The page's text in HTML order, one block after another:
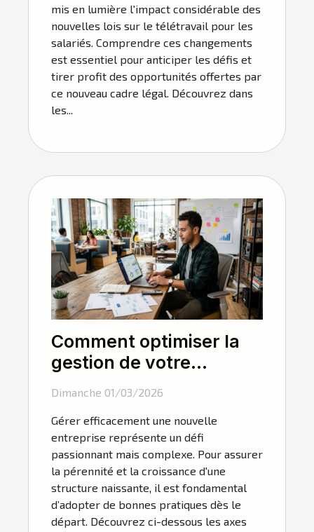
mis en lumière l'impact considérable des
nouvelles lois sur le télétravail pour les
salariés. Comprendre ces changements
est essentiel pour anticiper les défis et
tirer profit des opportunités offertes par
ce nouveau cadre légal. Découvrez dans
les...
Comment optimiser la
gestion de votre
Dimanche 01/03/2026
Gérer efficacement une nouvelle
entreprise représente un défi
passionnant mais complexe. Pour assurer
la pérennité et la croissance d'une
structure naissante, il est fondamental
d’adopter de bonnes pratiques dès le
départ. Découvrez ci-dessous les axes